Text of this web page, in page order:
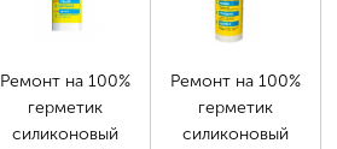
Ремонт на 100%
герметик
силиконовый
Ремонт на 100%
герметик
силиконовый